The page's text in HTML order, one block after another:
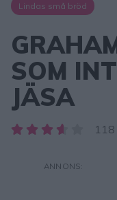
Lindas små bröd
SOM
JÄSA